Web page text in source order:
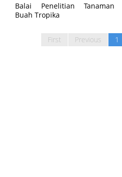
Balai Penelitian Tanaman
Buah Tropika
First Previous 1